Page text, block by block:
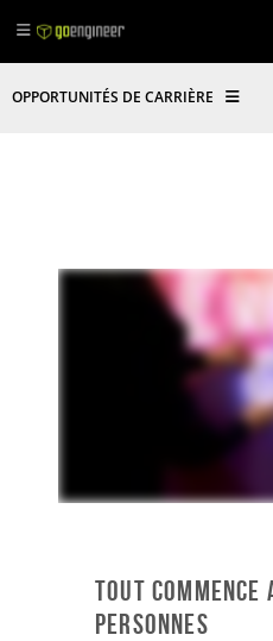
OPPORTUNITÉS DE CARRIÈRE
Tout commence
personnes